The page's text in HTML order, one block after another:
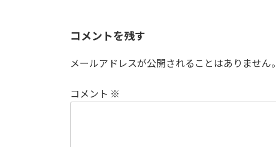
コメントを残す
メールアドレスが公開されることはありません。
コメント ※